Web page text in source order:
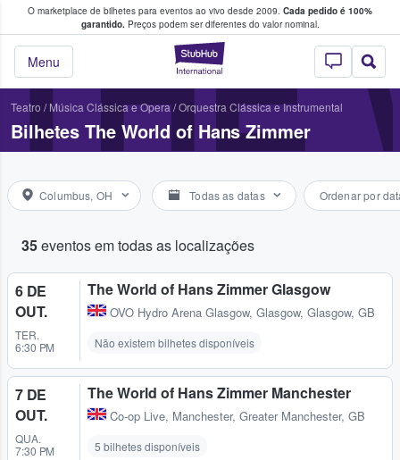
O marketplace de bilhetes para eventos ao vivo desde 2009. Cada pedido é 100%
garantido.Preços podem ser diferentes do valor nominal.
StubHub – onde
Menu
fãs compram e vendem bilhetes
Teatro / Música Clássica e Opera/Orquestra Clássica e Instrumental
Bilhetes The World of Hans Zimmer
Columbus, OH Todas as datas Ordenar por
35eventos em todas as localizações
6 DE
OUT.
TER.
6:30 PM
The World of Hans Zimmer Glasgow
OVO Hydro Arena Glasgow, Glasgow, Glasgow, GB
Não existem bilhetes disponíveis
7 DE
OUT.
QUA.
7:30 PM
The World of Hans Zimmer Manchester
Co-op Live, Manchester, Greater Manchester, GB
5 bilhetes disponíveis